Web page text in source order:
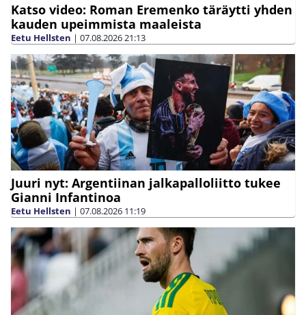
Katso video: Roman Eremenko täräytti yhden
kauden upeimmista maaleista
Eetu Hellsten | 07.08.202621:13
Juuri nyt: Argentiinan jalkapalloliitto tukee
Gianni Infantinoa
Eetu Hellsten | 07.08.2026 11:19